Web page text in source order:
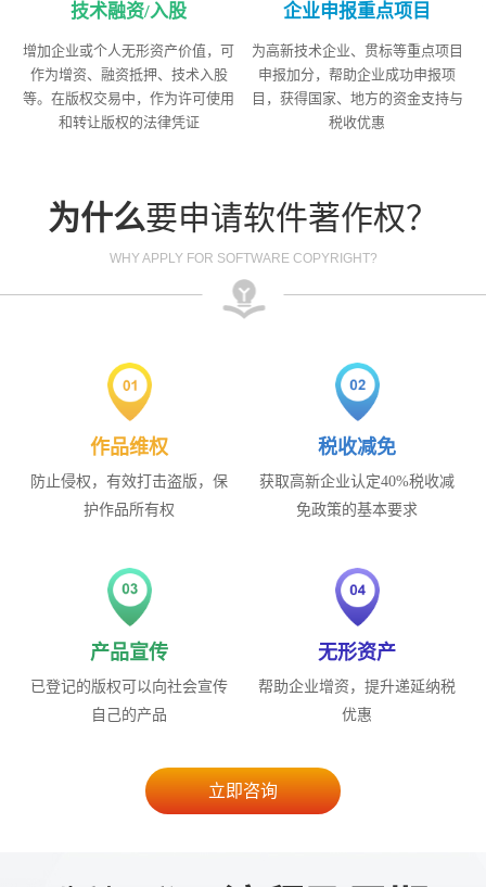
技术融资/入股
增加企业或个人无形资产价值，可
作为增资、融资抵押、技术入股
等。在版权交易中，作为许可使用
和转让版权的法律凭证
企业申报重点项目
为高新技术企业、贯标等重点项目
申报加分，帮助企业成功申报项
目，获得国家、地方的资金支持与
税收优惠
为什么要申请软件著作权？
WHY APPLY FOR SOFTWARE COPYRIGHT?
作品维权
防止侵权，有效打击盗版，保
护作品所有权
税收减免
获取高新企业认定40%税收减
免政策的基本要求
产品宣传
已登记的版权可以向社会宣传
自己的产品
无形资产
帮助企业增资，提升递延纳税
优惠
立即咨询